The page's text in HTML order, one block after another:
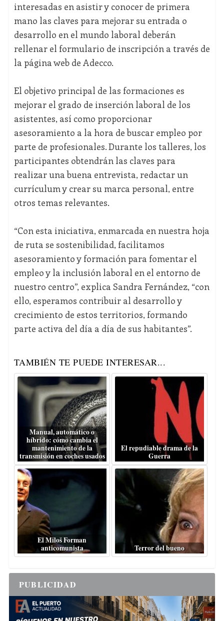
interesadas en asistir y conocer de primera
mano las claves para mejorar su entrada o
desarrollo en el mundo laboral deberán
rellenar el formulario de inscripción a través de
la página web de Adecco.
El objetivo principal de las formaciones es
mejorar el grado de inserción laboral de los
asistentes, así como proporcionar
asesoramiento a la hora de buscar empleo por
parte de profesionales. Durante los talleres, los
participantes obtendrán las claves para
realizar una buena entrevista, redactar un
currículum y crear su marca personal, entre
otros temas relevantes.
“Con esta iniciativa, enmarcada en nuestra hoja
de ruta se sostenibilidad, facilitamos
asesoramiento y formación para fomentar el
empleo y la inclusión laboral en el entorno de
nuestro centro”, explica Sandra Fernández, “con
ello, esperamos contribuir al desarrollo y
crecimiento de estos territorios, formando
parte activa del día a día de sus habitantes”.
TAMBIÉN TE PUEDE INTERESAR...
Manual, automático o
híbrido: cómo cambia el
mantenimiento de la
transmisión en coches usados
El repudiable drama de la
Guerra
El Miloš Forman
anticomunista
Terror del bueno
PUBLICIDAD